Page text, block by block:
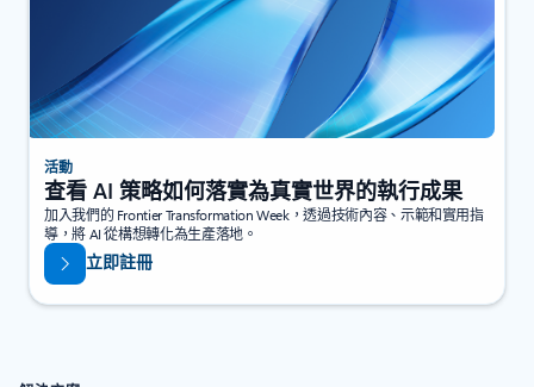
活動
查看 AI 策略如何落實為真實世界的執行成果
加入我們的 Frontier Transformation Week，透過技術內容、示範和實用指
導，將 AI 從構想轉化為生產落地。
立即註冊